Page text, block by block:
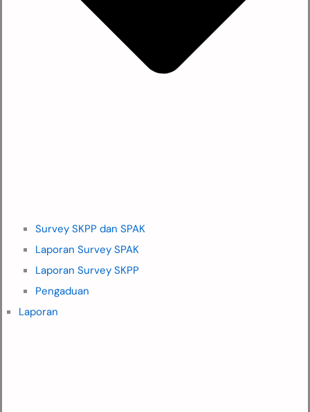
Survey SKPP dan SPAK
Laporan Survey SPAK
Laporan Survey SKPP
Pengaduan
Laporan